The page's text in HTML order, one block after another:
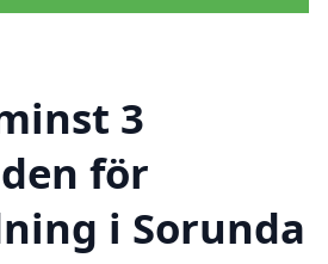
3
för
i Sorunda